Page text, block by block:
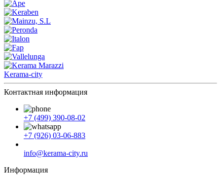
Kerama-city
Контактная информация
+7 (499) 390-08-02
+7 (926) 03-06-883
info@kerama-city.ru
Информация